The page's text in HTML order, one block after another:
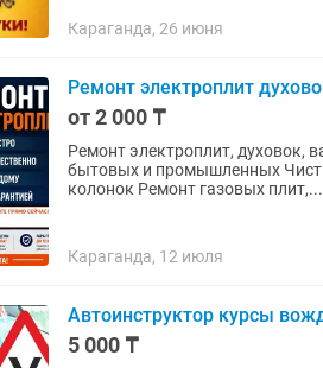
Караганда, 26 июня
Ремонт электроплит
от 2 000 ₸
Ремонт электроплит, духовок,
бытовых и промышленных Чистка газовых плит, духовок, варочных поверхностей, котлов и
колонок Ремонт газовых плит,...
Караганда, 12 июля
Автоинструктор курсы
5 000 ₸